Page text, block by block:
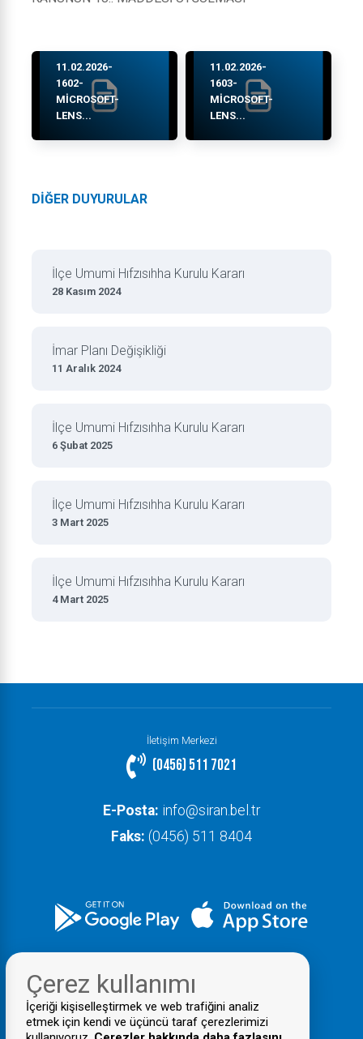
11.02.2026-
1602-
MICROSOFT-
LENS...
11.02.2026-
1603-
MICROSOFT-
LENS...
DİĞER DUYURULAR
İlçe Umumi Hıfzısıhha Kurulu Kararı
28 Kasım 2024
İmar Planı Değişikliği
11 Aralık 2024
İlçe Umumi Hıfzısıhha Kurulu Kararı
6 Şubat 2025
İlçe Umumi Hıfzısıhha Kurulu Kararı
3 Mart 2025
İlçe Umumi Hıfzısıhha Kurulu Kararı
4 Mart 2025
İletişim Merkezi
(0456) 511 7021
E-Posta: info@siran.bel.tr
Faks: (0456) 511 8404
Çerez kullanımı
İçeriği kişiselleştirmek ve web trafiğini analiz
etmek için kendi ve üçüncü taraf çerezlerimizi